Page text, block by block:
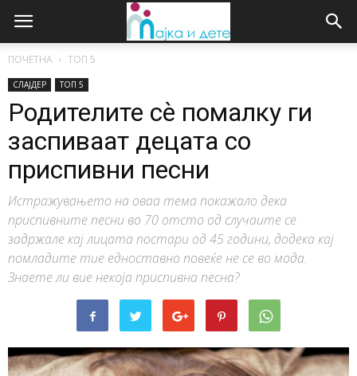
ПОЧЕТНА ТОП 5
СЛАЈДЕР ТОП 5
Родителите сѐ помалку ги
заспиваат децата со
приспивни песни
Истражувањето на оваа тема покажало дека
приспивните песни во 70 отсто од случаите се
задржале кај лицата постари од 45 години, додека кај
помладите тие едноставно повеќе не се во мода.
Знаете ли вие некоја приспивна песна?